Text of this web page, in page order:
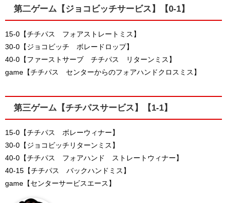
第二ゲーム【ジョコビッチサービス】【0-1】
15-0【チチパス フォアストレートミス】
30-0【ジョコビッチ ボレードロップ】
40-0【ファーストサーブ チチパス リターンミス】
game【チチパス センターからのフォアハンドクロスミス】
第三ゲーム【チチパスサービス】【1-1】
15-0【チチパス ボレーウィナー】
30-0【ジョコビッチリターンミス】
40-0【チチパス フォアハンド ストレートウィナー】
40-15【チチパス バックハンドミス】
game【センターサービスエース】